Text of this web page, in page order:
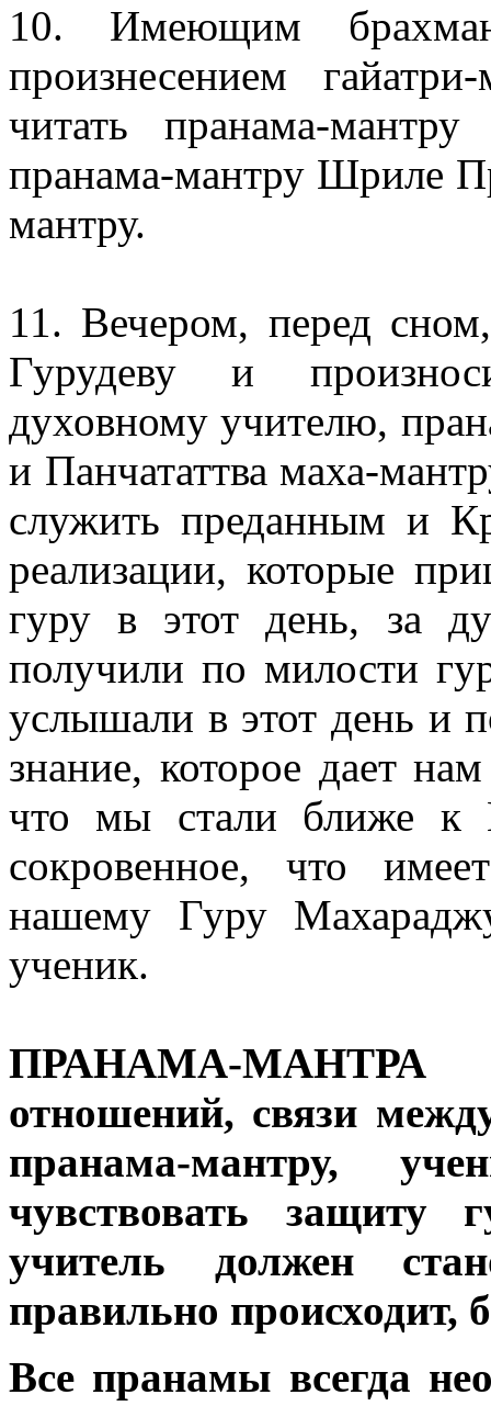
10. Имеющим
произнесением
читать пранама-
пранама-мантру Шриле
мантру.
11. Вечером, перед
Гурудеву и
духовному учителю,
и Панчататтва маха-
служить преданным и
реализации, которые
гуру в этот день, за
получили по милости
услышали в этот день и
знание, которое дает
что мы стали ближе к
сокровенное, что
нашему Гуру
ученик.
ПРАНАМА-МАНТРА
отношений, связи
пранама-мантру,
чувствовать
учитель должен
правильно происходит,
Все пранамы всегда